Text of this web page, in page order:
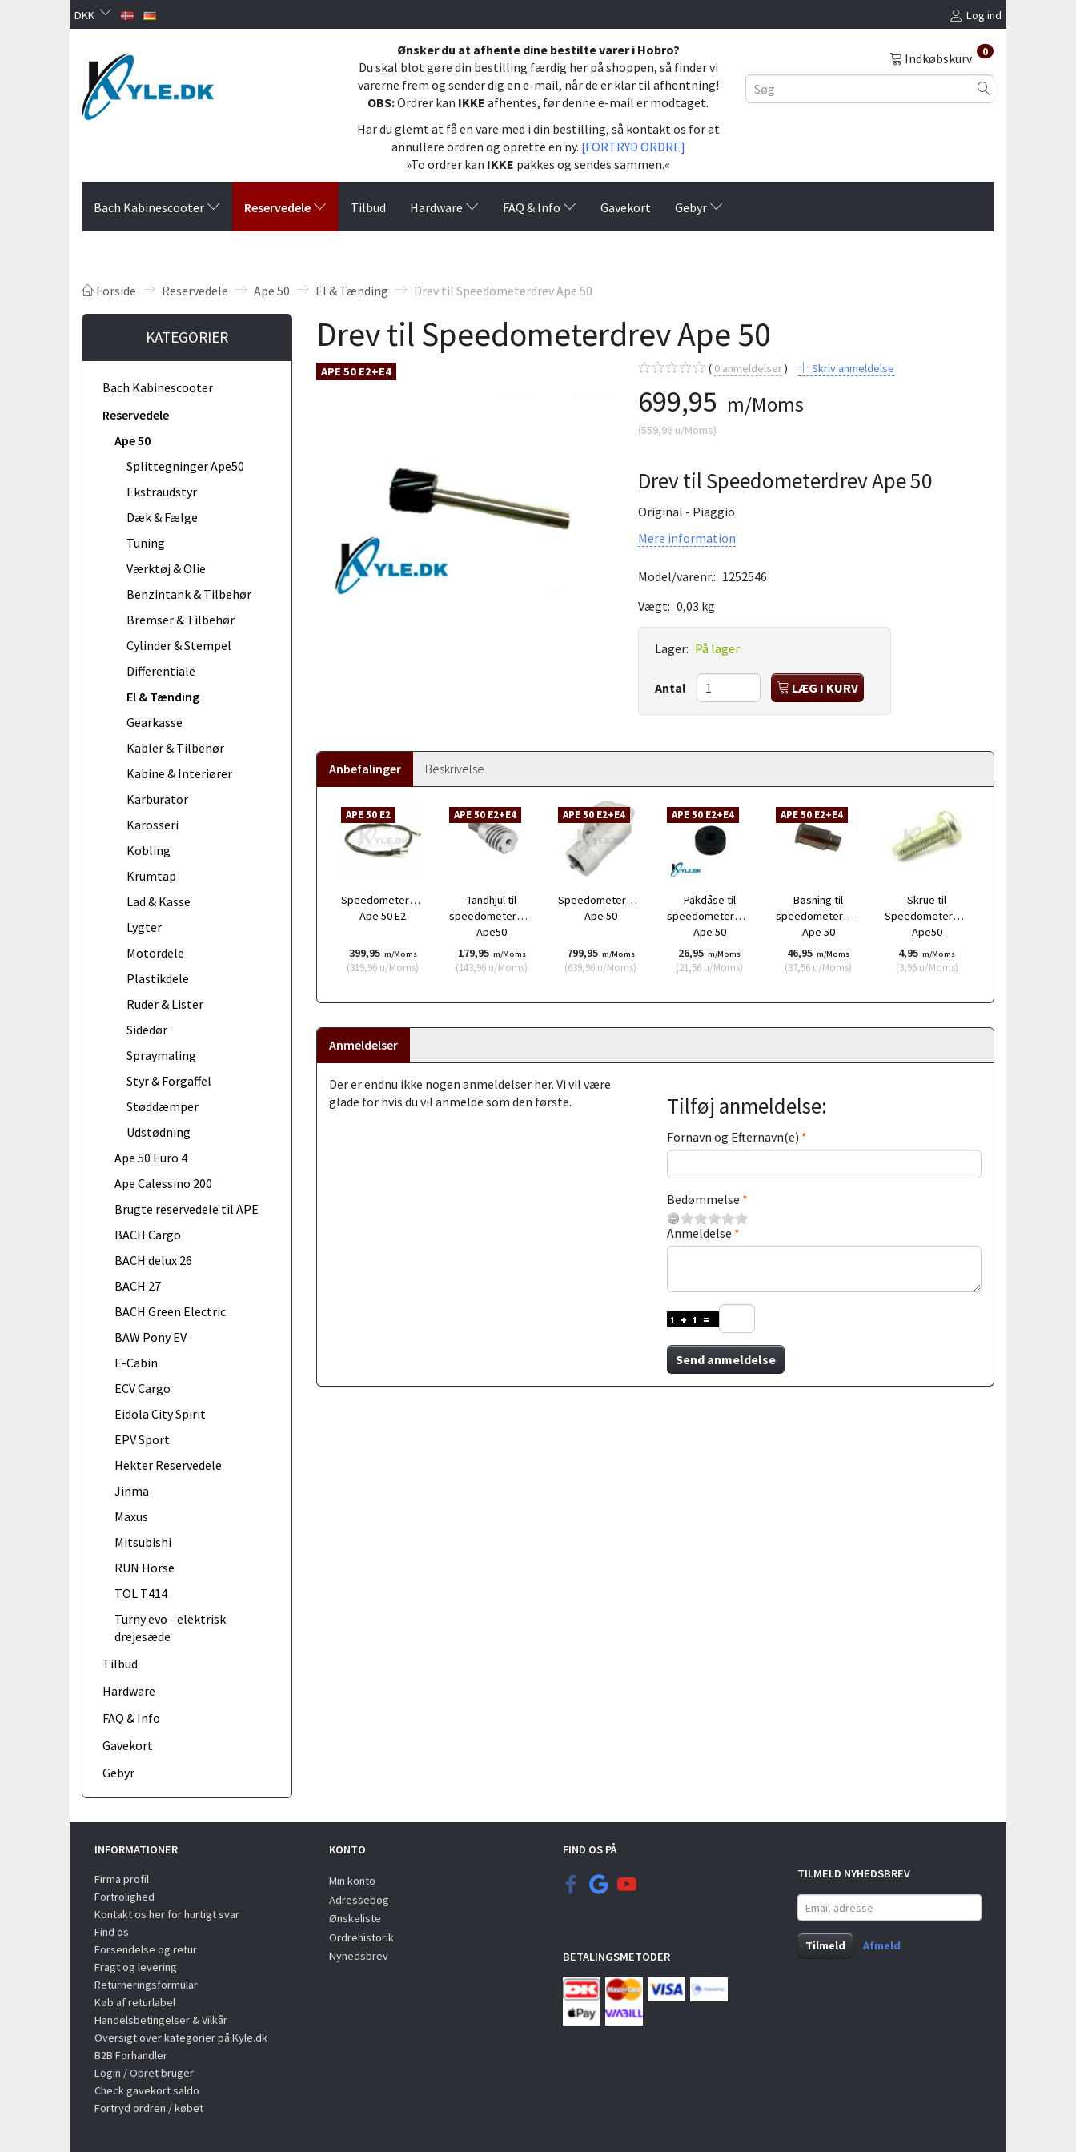
DKK Log ind
Ønsker du at afhente dine bestilte varer i Hobro?
Du skal blot gøre din bestilling færdig her på shoppen, så finder vi
varerne frem og sender dig en e-mail, når de er klar til afhentning!
OBS:Ordrer kan IKKE afhentes, før denne e-mail er modtaget.
Har du glemt at få en vare med i din bestilling, så kontakt os for at
annullere ordren og oprette en ny. [FORTRYD ORDRE]
»To ordrer kan IKKE pakkes og sendes sammen.«
Indkøbskurv 0
Bach Kabinescooter Reservedele Tilbud Hardware FAQ & Info Gavekort Gebyr
Forside Reservedele Ape 50 El & Tænding Drev til Speedometerdrev Ape 50
KATEGORIER
Bach Kabinescooter
Reservedele
Ape 50
Splittegninger Ape50
Ekstraudstyr
Dæk & Fælge
Tuning
Værktøj & Olie
Benzintank & Tilbehør
Bremser & Tilbehør
Cylinder & Stempel
Differentiale
El & Tænding
Gearkasse
Kabler & Tilbehør
Kabine & Interiører
Karburator
Karosseri
Kobling
Krumtap
Lad & Kasse
Lygter
Motordele
Plastikdele
Ruder & Lister
Sidedør
Spraymaling
Styr & Forgaffel
Støddæmper
Udstødning
Ape 50 Euro 4
Ape Calessino 200
Brugte reservedele til APE
BACH Cargo
BACH delux 26
BACH 27
BACH Green Electric
BAW Pony EV
E-Cabin
ECV Cargo
Eidola City Spirit
EPV Sport
Hekter Reservedele
Jinma
Maxus
Mitsubishi
RUN Horse
TOL T414
Turny evo - elektrisk
drejesæde
Tilbud
Hardware
FAQ & Info
Gavekort
Gebyr
Drev til Speedometerdrev Ape 50
APE 50 E2+E4 0anmeldelser Skriv anmeldelse
699,95 m/Moms
(559,96u/Moms)
Drev til Speedometerdrev Ape 50
Original - Piaggio
Mere information
Model/varenr.: 1252546
Vægt: 0,03 kg
Lager: På lager
Antal LÆG I KURV
Anbefalinger Beskrivelse
APE 50 E2
Speedometerkabel
Ape 50 E2
399,95 m/Moms
(319,96 u/Moms)
APE 50 E2+E4
Tandhjul til
speedometerdrev
Ape50
179,95 m/Moms
(143,96 u/Moms)
APE 50 E2+E4
Speedometerdrev
Ape 50
799,95 m/Moms
(639,96 u/Moms)
APE 50 E2+E4
Pakdåse til
speedometerdrev
Ape 50
26,95 m/Moms
(21,56 u/Moms)
APE 50 E2+E4
Bøsning til
speedometerdrev
Ape 50
46,95 m/Moms
(37,56 u/Moms)
Skrue til
Speedometerdrev
Ape50
4,95 m/Moms
(3,96u/Moms)
Anmeldelser
Der er endnu ikke nogen anmeldelser her. Vi vil være
glade for hvis du vil anmelde som den første.
Tilføj anmeldelse:
Fornavn og Efternavn(e)
Bedømmelse
Anmeldelse
Send anmeldelse
INFORMATIONER
Firma profil
Fortrolighed
Kontakt os her for hurtigt svar
Find os
Forsendelse og retur
Fragt og levering
Returneringsformular
Køb af returlabel
Handelsbetingelser & Vilkår
Oversigt over kategorier på Kyle.dk
B2B Forhandler
Login / Opret bruger
Check gavekort saldo
Fortryd ordren / købet
KONTO
Min konto
Adressebog
Ønskeliste
Ordrehistorik
Nyhedsbrev
FIND OS PÅ
BETALINGSMETODER
TILMELD NYHEDSBREV
Email-
adresse
Tilmeld
Afmeld